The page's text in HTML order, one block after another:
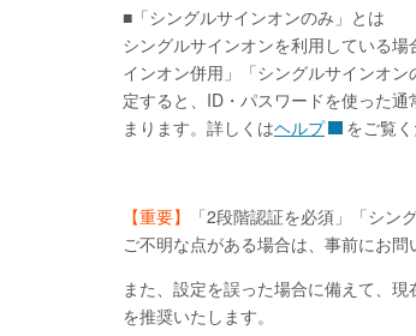
■「シングルサインオンのみ」とは
シングルサインオンを利用している
インオン併用」「シングルサインオ
定すると、ID・パスワードを使った
まります。詳しくはヘルプ をご覧く
【重要】
「2段階認証を必須」「シン
ご不明な点がある場合は、事前にお問
また、設定を誤った場合に備えて、
を推奨いたします。